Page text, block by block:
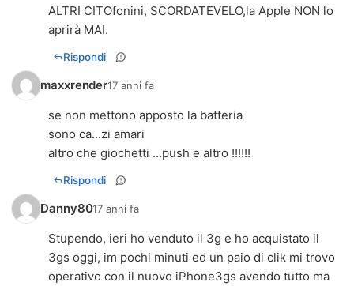
ALTRI CITOfonini, SCORDATEVELO,la Apple NON lo
aprirà MAI.
Rispondi
maxxrender17 anni fa
se non mettono apposto la batteria
sono ca...zi amari
altro che giochetti ...push e altro !!!!!!
Rispondi
Danny8017 anni fa
Stupendo, ieri ho venduto il 3g e ho acquistato il
3gs oggi, im pochi minuti ed un paio di clik mi trovo
operativo con il nuovo iPhone3gs avendo tutto ma